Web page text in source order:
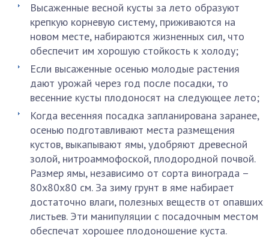
Высаженные весной кусты за лето образуют
крепкую корневую систему, приживаются на
новом месте, набираются жизненных сил, что
обеспечит им хорошую стойкость к холоду;
Если высаженные осенью молодые растения
дают урожай через год после посадки, то
весенние кусты плодоносят на следующее лето;
Когда весенняя посадка запланирована заранее,
осенью подготавливают места размещения
кустов, выкапывают ямы, удобряют древесной
золой, нитроаммофоской, плодородной почвой.
Размер ямы, независимо от сорта винограда –
80х80х80 см. За зиму грунт в яме набирает
достаточно влаги, полезных веществ от опавших
листьев. Эти манипуляции с посадочным местом
обеспечат хорошее плодоношение куста.